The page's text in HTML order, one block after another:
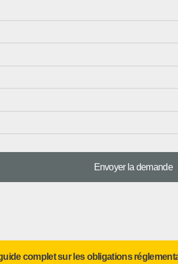
complet sur les obligations